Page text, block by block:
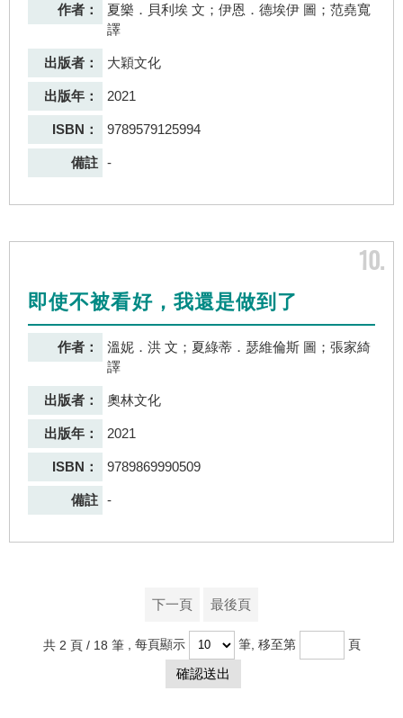
作者：
夏樂．貝利埃 文；伊恩．德埃伊 圖；范堯寬
譯
出版者： 大穎文化
出版年： 2021
ISBN： 9789579125994
備註 -
10
即使不被看好，我還是做到了
作者：
溫妮．洪 文；夏綠蒂．瑟維倫斯 圖；張家綺
譯
出版者： 奧林文化
出版年： 2021
ISBN： 9789869990509
備註 -
下一頁 最後頁
共 2 頁 / 18 筆 , 每頁顯示 筆, 移至第 頁